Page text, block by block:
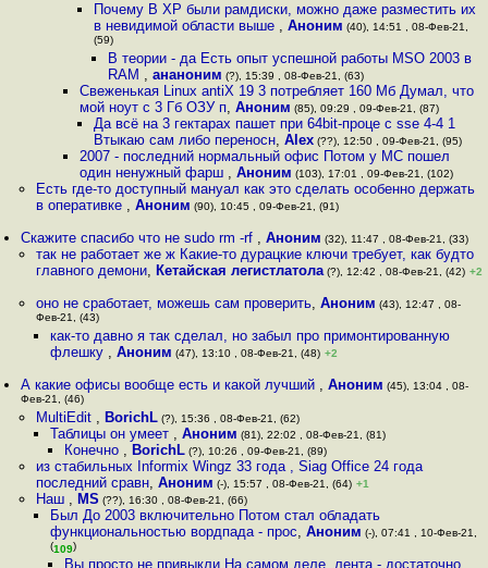
Почему В XP были рамдиски, можно даже разместить их
в невидимой области выше , Аноним (40), 14:51 , 08-Фев-21,
(59)
В теории - да Есть опыт успешной работы MSO 2003 в
RAM ,ананоним (?), 15:39 , 08-Фев-21, (63)
Свеженькая Linux antiX 19 3 потребляет 160 Мб Думал, что
мой ноут с 3 Гб ОЗУ п, Аноним (85), 09:29 , 09-Фев-21, (87)
Да всё на 3 гектарах пашет при 64bit-проце с sse 4-4 1
Втыкаю сам либо переносн, Alex(??), 12:50 , 09-Фев-21, (95)
2007 - последний нормальный офис Потом у МС пошел
один ненужный фарш , Аноним (103), 17:01 , 09-Фев-21, (102)
Есть где-то доступный мануал как это сделать особенно держать
в оперативке , Аноним (90), 10:45 , 09-Фев-21, (91)
Скажите спасибо что не sudo rm -rf ,Аноним (32), 11:47 , 08-Фев-21, (33)
так не работает же ж Какие-то дурацкие ключи требует, как будто
главного демони, Кетайская легистлатола(?), 12:42 , 08-Фев-21, (42) +2
оно не сработает, можешь сам проверить, Аноним (43), 12:47 , 08-
Фев-21, (43)
как-то давно я так сделал, но забыл про примонтированную
флешку , Аноним (47), 13:10 , 08-Фев-21, (48) +2
А какие офисы вообще есть и какой лучший ,Аноним (45), 13:04 , 08-
Фев-21, (46)
MultiEdit , BorichL(?), 15:36 , 08-Фев-21, (62)
Таблицы он умеет , Аноним (81), 22:02 , 08-Фев-21, (81)
Конечно , BorichL (?), 10:26 , 09-Фев-21, (89)
из стабильных Informix Wingz 33 года , Siag Office 24 года
последний сравн, Аноним (-), 15:57 , 08-Фев-21, (64) +1
Наш , MS (??), 16:30 , 08-Фев-21, (66)
Был До 2003 включительно Потом стал обладать
функциональностью вордпада - прос, Аноним (-), 07:41 , 10-Фев-21,
(109)
Вы просто не привыкли На самом деле, лента - достаточно